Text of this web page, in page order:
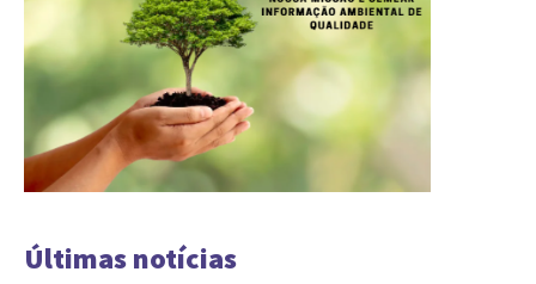
Últimas notícias